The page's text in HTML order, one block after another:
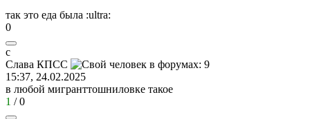
так это еда была :ultra:
0
с
Слава КПСС
15:37, 24.02.2025
в любой мигранттошниловке такое
1 /0